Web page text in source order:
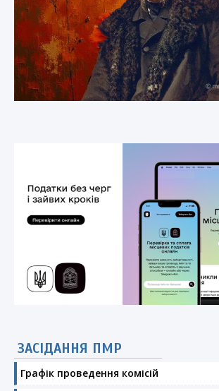
ЗАСІДАННЯ ПМР
Графік проведення комісій